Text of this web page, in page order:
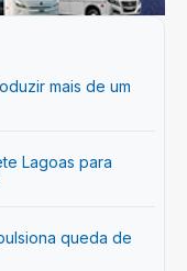
mais de um
Lagoas para
queda de